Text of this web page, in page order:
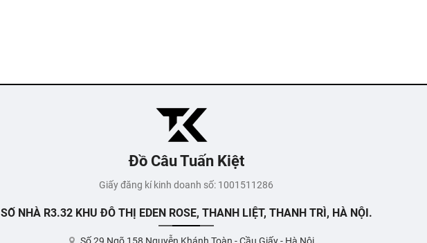
Đồ Câu Tuấn Kiệt
Giấy đăng kí kinh doanh số: 1001511286
SỐ NHÀ R3.32 KHU ĐÔ THỊ EDEN ROSE, THANH LIỆT, THANH TRÌ, HÀ NỘI.